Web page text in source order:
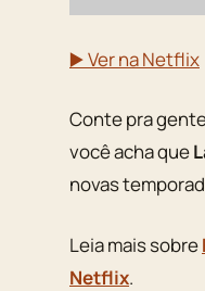
▶️ Ver na Netflix
Conte pra
você acha que
novas
Leia mais sobre
Netflix.